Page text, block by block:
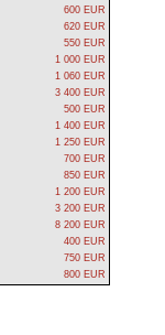
600 EUR
620 EUR
550 EUR
1 000 EUR
1 060 EUR
3 400 EUR
500 EUR
1 400 EUR
1 250 EUR
700 EUR
850 EUR
1 200 EUR
3 200 EUR
8 200 EUR
400 EUR
750 EUR
800 EUR